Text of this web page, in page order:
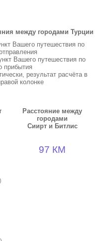
между городами Турции
Вашего путешествия по
Вашего путешествия по
прибытия
результат расчёта в
колонке
Расстояние между
городами
Сиирт и Битлис
97 КМ